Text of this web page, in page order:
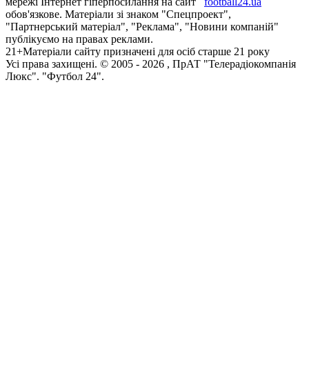
обов'язкове. Матеріали зі знаком "Спецпроект",
"Партнерський матеріал", "Реклама", "Новини компаній"
публікуємо на правах реклами.
21+Матеріали сайту призначені для осіб старше 21 року
Усi права захищенi. © 2005 - 2026 , ПрАТ "Телерадіокомпанія
Люкс". "Футбол 24".